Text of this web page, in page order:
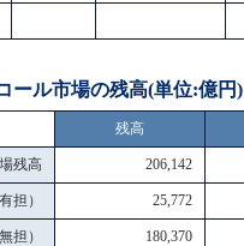
ール市場の残高(単位:億円)
残高
残高 206,142
担） 25,772
担） 180,370